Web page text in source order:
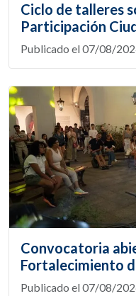
Ciclo de talleres
Participación
Publicado el 07/08/
Convocatoria
Fortalecimiento
Publicado el 07/08/